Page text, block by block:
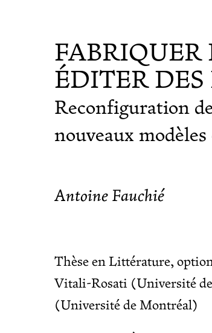
FABRIQUER
ÉDITER DES
Reconfiguration
nouveaux
Antoine Fauchié
Thèse en Littérature,
Vitali-Rosati (Université
(Université de Montréal)